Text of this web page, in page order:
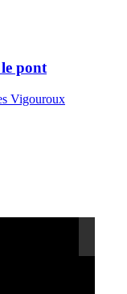
pont
Vigouroux